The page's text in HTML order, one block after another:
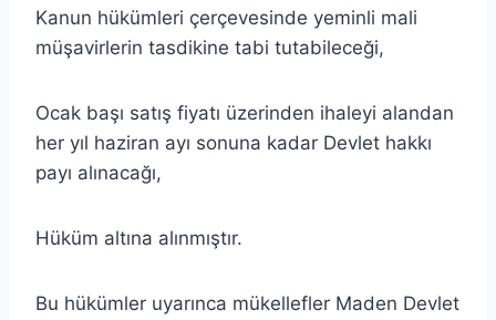
Kanun hükümleri çerçevesinde yeminli mali
müşavirlerin tasdikine tabi tutabileceği,
Ocak başı satış fiyatı üzerinden ihaleyi alandan
her yıl haziran ayı sonuna kadar Devlet hakkı
payı alınacağı,
Hüküm altına alınmıştır.
Bu hükümler uyarınca mükellefler Maden Devlet